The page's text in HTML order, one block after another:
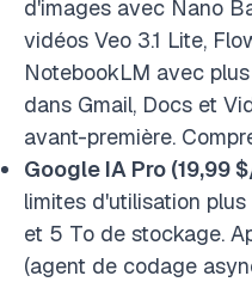
d'images avec Nano
vidéos Veo 3.1 Lite,
NotebookLM avec
dans Gmail, Docs et
avant-première.
Google IA Pro (19,99
limites d'utilisation plus
et 5 To de stockage.
(agent de codage